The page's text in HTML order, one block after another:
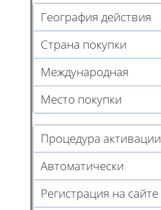
География действия
Страна покупки
Международная
Место покупки
Процедура активации
Автоматически
Регистрация на сайте